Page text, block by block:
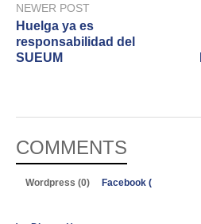
NEWER POST
Huelga ya es
responsabilidad del
SUEUM
COMMENTS
Wordpress (0) Facebook (